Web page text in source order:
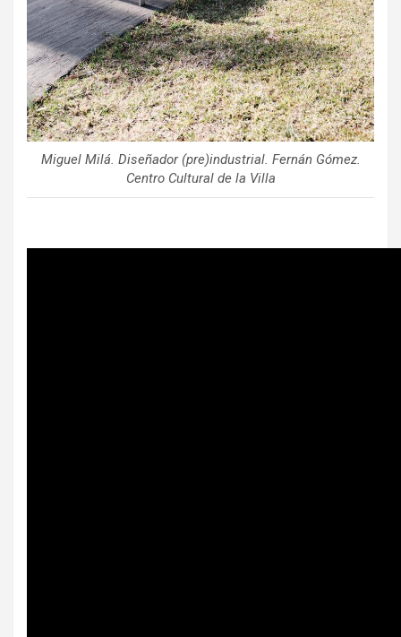
Miguel Milá. Diseñador (pre)industrial. Fernán Gómez.
Centro Cultural de la Villa